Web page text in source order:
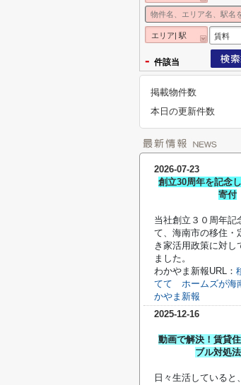
エリア| 駅 賃料
- 件該当
掲載物件数
本日の更新件数
2026-07-23
創立30周年を記念
寄付
当社創立３０周年記
て、海南市の移住・
き家活用政策に対し
ました。
わかやま新報URL：
てて ホームズが海
かやま新報
2025-12-16
動画で解決！賃貸
ブル対処法
日々生活していると